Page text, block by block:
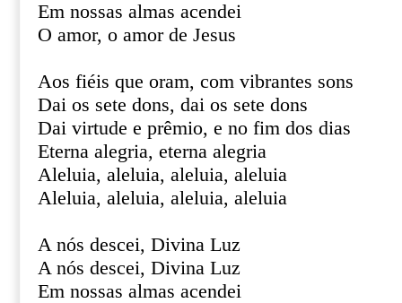
Em nossas almas acendei
O amor, o amor de Jesus
Aos fiéis que oram, com vibrantes sons
Dai os sete dons, dai os sete dons
Dai virtude e prêmio, e no fim dos dias
Eterna alegria, eterna alegria
Aleluia, aleluia, aleluia, aleluia
Aleluia, aleluia, aleluia, aleluia
A nós descei, Divina Luz
A nós descei, Divina Luz
Em nossas almas acendei